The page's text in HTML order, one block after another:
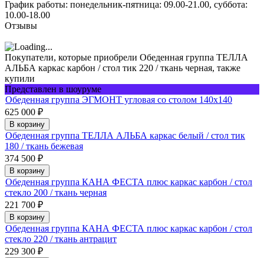
График работы: понедельник-пятница: 09.00-21.00, суббота:
10.00-18.00
Отзывы
Покупатели, которые приобрели Обеденная группа ТЕЛЛА
АЛЬБА каркас карбон / стол тик 220 / ткань черная, также
купили
Представлен в шоуруме
Обеденная группа ЭГМОНТ угловая со столом 140х140
625 000 ₽
В корзину
Обеденная группа ТЕЛЛА АЛЬБА каркас белый / стол тик
180 / ткань бежевая
374 500 ₽
В корзину
Обеденная группа КАНА ФЕСТА плюс каркас карбон / стол
стекло 200 / ткань черная
221 700 ₽
В корзину
Обеденная группа КАНА ФЕСТА плюс каркас карбон / стол
стекло 220 / ткань антрацит
229 300 ₽